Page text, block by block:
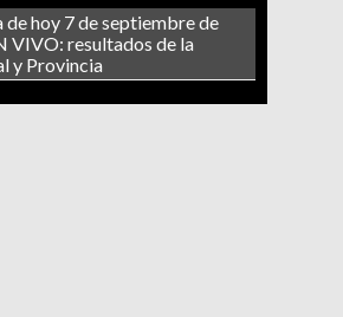
de hoy 7 de septiembre de
VIVO: resultados de la
y Provincia